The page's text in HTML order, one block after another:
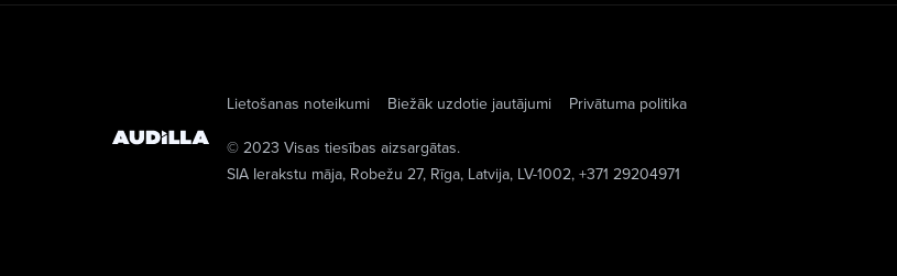
Lietošanas noteikumi Biežāk uzdotie jautājumi
Privātuma politika
© 2023 Visas tiesības aizsargātas.
SIA Ierakstu māja, Robežu 27, Rīga, Latvija, LV-1002, +371 29204971